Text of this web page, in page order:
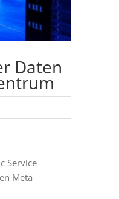
Daten
Service
Meta